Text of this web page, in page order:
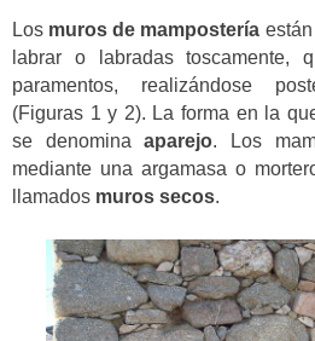
Los muros de mampostería
labrar o labradas toscamente,
paramentos, realizándose
(Figuras 1 y 2). La forma en la
se denominaaparejo. Los
mediante una argamasa o
llamados muros secos.